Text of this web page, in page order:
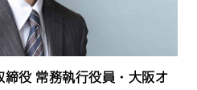
役 常務執行役員・大阪オ